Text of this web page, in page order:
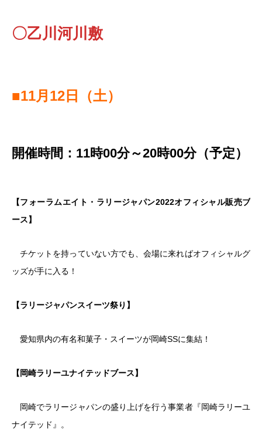
〇乙川河川敷
■11月12日（土）
開催時間：11時00分～20時00分（予定）
【フォーラムエイト・ラリージャパン2022オフィシャル販売ブ
ース】
チケットを持っていない方でも、会場に来ればオフィシャルグ
ッズが手に入る！
【ラリージャパンスイーツ祭り】
愛知県内の有名和菓子・スイーツが岡崎SSに集結！
【岡崎ラリーユナイテッドブース】
岡崎でラリージャパンの盛り上げを行う事業者『岡崎ラリーユ
ナイテッド』。